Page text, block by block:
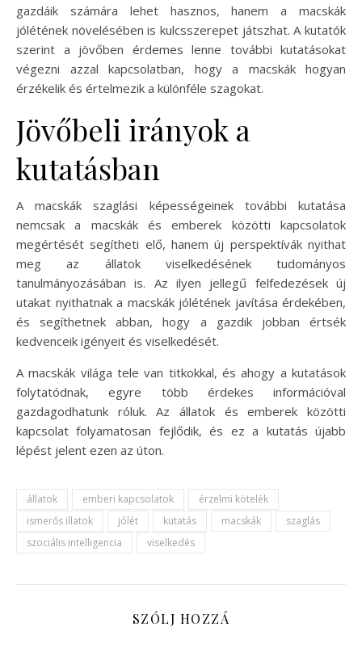
gazdáik számára lehet hasznos, hanem a macskák
jólétének növelésében is kulcsszerepet játszhat. A kutatók
szerint a jövőben érdemes lenne további kutatásokat
végezni azzal kapcsolatban, hogy a macskák hogyan
érzékelik és értelmezik a különféle szagokat.
Jövőbeli irányok a
kutatásban
A macskák szaglási képességeinek további kutatása
nemcsak a macskák és emberek közötti kapcsolatok
megértését segítheti elő, hanem új perspektívák nyithat
meg az állatok viselkedésének tudományos
tanulmányozásában is. Az ilyen jellegű felfedezések új
utakat nyithatnak a macskák jólétének javítása érdekében,
és segíthetnek abban, hogy a gazdik jobban értsék
kedvenceik igényeit és viselkedését.
A macskák világa tele van titkokkal, és ahogy a kutatások
folytatódnak, egyre több érdekes információval
gazdagodhatunk róluk. Az állatok és emberek közötti
kapcsolat folyamatosan fejlődik, és ez a kutatás újabb
lépést jelent ezen az úton.
állatok emberi kapcsolatok
érzelmi kötelék
ismerős illatok
jólét kutatás macskák
szaglás
szociális intelligencia
viselkedés
SZÓLJ HOZZÁ